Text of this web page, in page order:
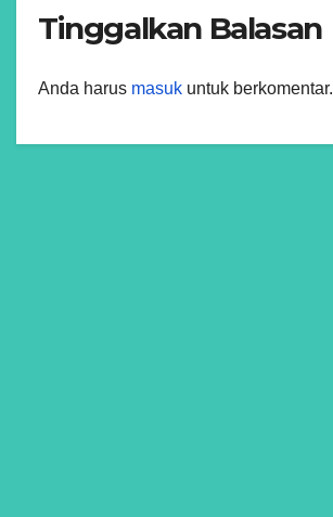
Tinggalkan Balasan
Anda harus masuk untuk berkomentar.